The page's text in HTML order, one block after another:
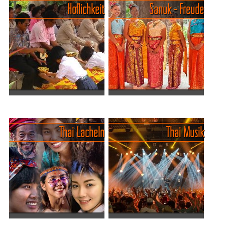
Andere Länder... andere
Sitten. Angenehmerweise
läuft das gesamte Leben im
Land des Lächelns mit sehr
viel Ruhe und Resp...
Tourist neigt dazu, sich in
fremden Ländern völlig
anders zu benehmen als er
es in seiner Heimat tut.
Vo...
thailändischen Höflichkeit.Wer
Thailand verstehen will,
muss Kreng Jai verstehen –
dieses kleine, fast
unübersetzbare Wort, das
so viel über das La...
Höflichkeit
übersetzen. Und dann gibt
es thailändische Wörter, bei
denen jede Übersetzung
klingt, als h...
Sanuk - Freude
Thai Lächeln Thai Musik